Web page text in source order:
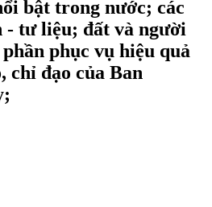
bật trong nước; các
- tư liệu; đất và người
phục vụ hiệu quả
chỉ đạo của Ban